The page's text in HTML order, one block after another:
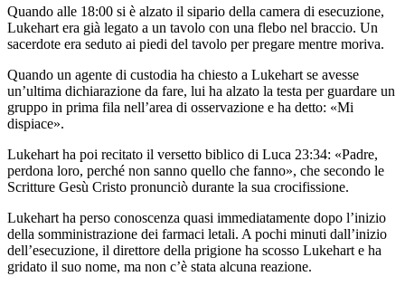
Quando alle 18:00 si è alzato il sipario della camera di esecuzione,
Lukehart era già legato a un tavolo con una flebo nel braccio. Un
sacerdote era seduto ai piedi del tavolo per pregare mentre moriva.
Quando un agente di custodia ha chiesto a Lukehart se avesse
un’ultima dichiarazione da fare, lui ha alzato la testa per guardare un
gruppo in prima fila nell’area di osservazione e ha detto: «Mi
dispiace».
Lukehart ha poi recitato il versetto biblico di Luca 23:34: «Padre,
perdona loro, perché non sanno quello che fanno», che secondo le
Scritture Gesù Cristo pronunciò durante la sua crocifissione.
Lukehart ha perso conoscenza quasi immediatamente dopo l’inizio
della somministrazione dei farmaci letali. A pochi minuti dall’inizio
dell’esecuzione, il direttore della prigione ha scosso Lukehart e ha
gridato il suo nome, ma non c’è stata alcuna reazione.